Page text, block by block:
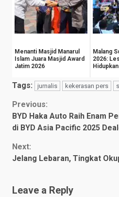
Menanti Masjid Manarul
Islam Juara Masjid Award
Jatim 2026
Malang
2026:
Tags: jurnalis kekerasan pers
Continue
Reading
Previous:
BYD Haka Auto Raih Enam
di BYD Asia Pacific 2025
Next:
Jelang Lebaran, Tingkat
Leave a Reply